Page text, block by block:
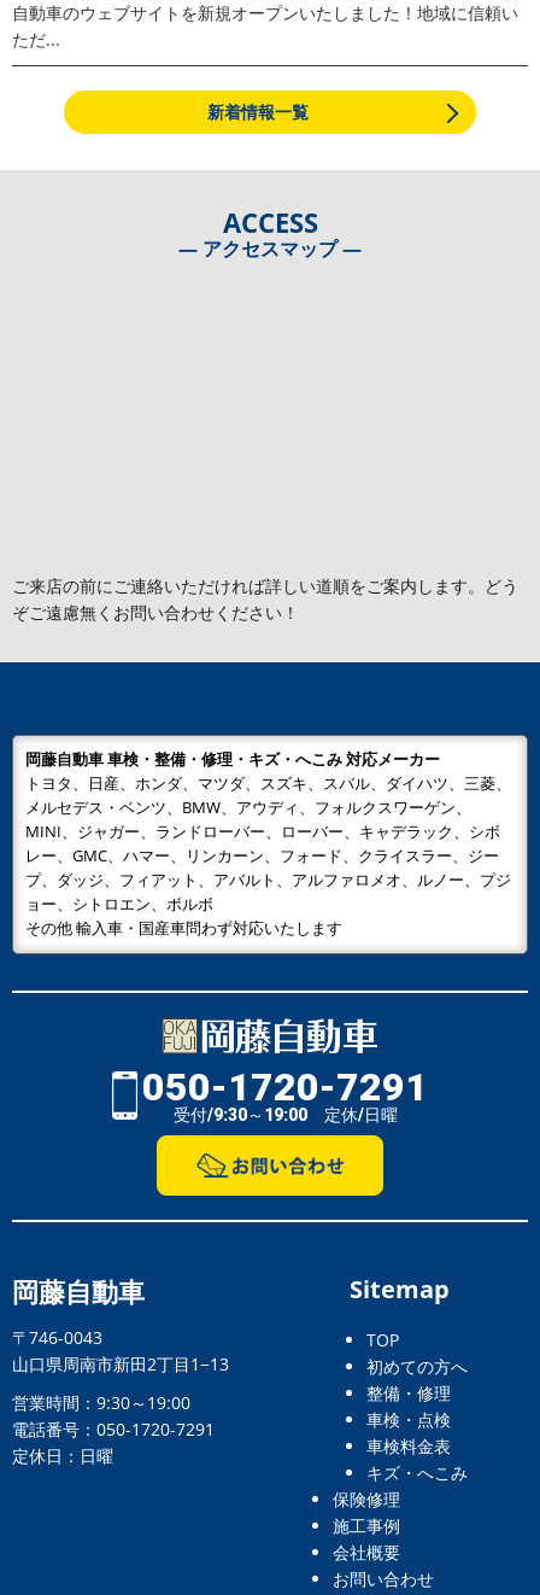
自動車のウェブサイトを新規オープンいたしました！地域に信頼い
ただ...
新着情報一覧
ACCESS
― アクセスマップ ―
ご来店の前にご連絡いただければ詳しい道順をご案内します。どう
ぞご遠慮無くお問い合わせください！
岡藤自動車 車検・整備・修理・キズ・へこみ 対応メーカー
トヨタ、日産、ホンダ、マツダ、スズキ、スバル、ダイハツ、三菱、
メルセデス・ベンツ、BMW、アウディ、フォルクスワーゲン、
MINI、ジャガー、ランドローバー、ローバー、キャデラック、シボ
レー、GMC、ハマー、リンカーン、フォード、クライスラー、ジー
プ、ダッジ、フィアット、アバルト、アルファロメオ、ルノー、プジ
ョー、シトロエン、ボルボ
その他 輸入車・国産車問わず対応いたします
050-1720-7291
受付/9:30～19:00 定休/日曜
岡藤自動車
〒746-0043
山口県周南市新田2丁目1−13
営業時間：9:30～19:00
電話番号：050-1720-7291
定休日：日曜
Sitemap
TOP
初めての方へ
整備・修理
車検・点検
車検料金表
キズ・へこみ
保険修理
施工事例
会社概要
お問い合わせ